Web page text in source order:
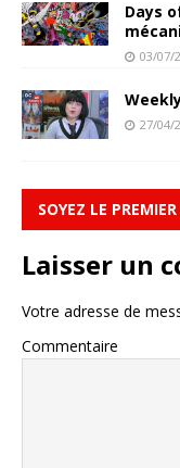
Days
03/07/
27/04/
SOYEZ LE
Laisser un
Votre adresse de
Commentaire